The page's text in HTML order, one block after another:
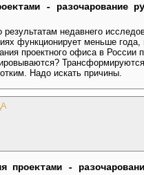
- разочарование
недавнего
функционирует меньше
проектного офиса в
Надо искать причины.
проектами -